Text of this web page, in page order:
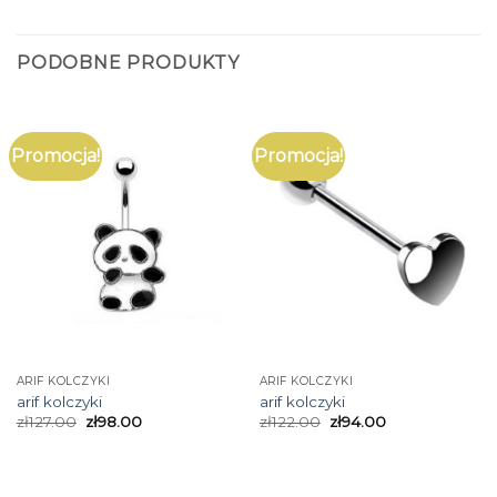
PODOBNE PRODUKTY
Promocja!
ARIF KOLCZYKI
arif kolczyki
zł127.00 zł98.00
Promocja!
ARIF KOLCZYKI
arif kolczyki
zł122.00 zł94.00